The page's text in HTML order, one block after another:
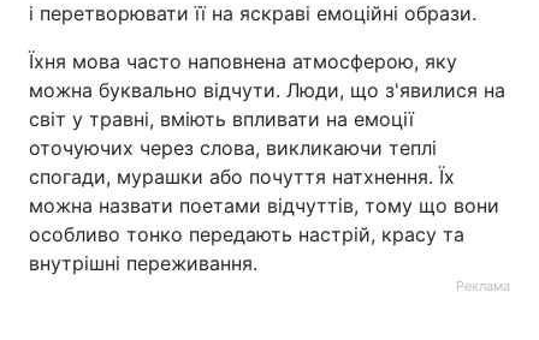
і перетворювати її на яскраві емоційні образи.
Їхня мова часто наповнена атмосферою, яку
можна буквально відчути. Люди, що з'явилися на
світ у травні, вміють впливати на емоції
оточуючих через слова, викликаючи теплі
спогади, мурашки або почуття натхнення. Їх
можна назвати поетами відчуттів, тому що вони
особливо тонко передають настрій, красу та
внутрішні переживання.
Реклама